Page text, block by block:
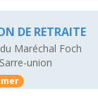
DE RETRAITE
Maréchal Foch
Sarre-union